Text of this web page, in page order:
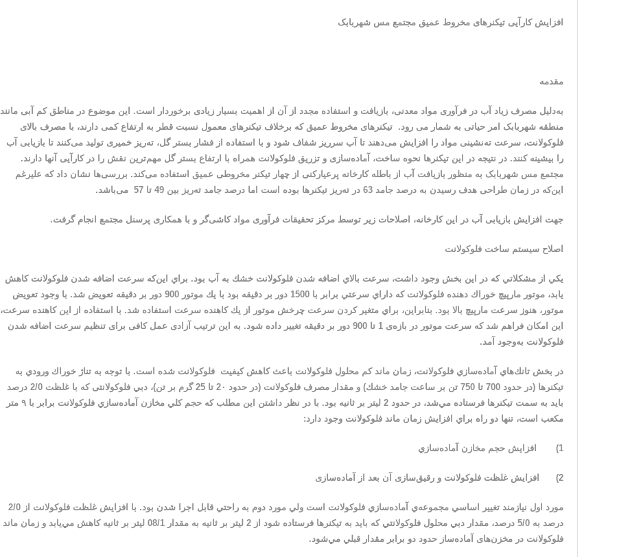
افزایش کارآیی تیکنرهای مخروط عمیق مجتمع مس شهربابک
مقدمه
به‌دلیل مصرف زیاد آب در فرآوری مواد معدنی، بازیافت و استفاده مجدد از آن از اهمیت بسیار زیادی برخوردار است. این موضوع در مناطق کم آبی مانند
منطقه شهربابک امر حیاتی به شمار می رود. تیکنر‌های مخروط عمیق که برخلاف تیکنرهای معمول نسبت قطر به ارتفاع کمی دارند، با مصرف بالای
فلوکولانت، سرعت ته‌نشینی مواد را افزایش می‌دهند تا آب سرریز شفاف شود و با استفاده از فشار بستر گل، ته‌ریز خمیری تولید می‌کنند تا بازیابی آب
را بیشینه ‌کنند. در نتیجه در این تیکنرها نحوه ساخت، آماده‌سازی و تزریق فلوکولانت همراه با ارتفاع بستر گل مهم‌ترین نقش را در کارآیی آنها دارند.
مجتمع مس شهربابک به منظور بازیافت آب از باطله کارخانه پرعیارکنی از چهار تیکنر مخروطی عمیق استفاده می‌کند. بررسی‌ها نشان داد که علیرغم
این‌که در زمان طراحی هدف رسیدن به درصد جامد 63 در ته‌ریز تیکنرها بوده است اما درصد جامد ته‌ریز بین 49 تا 57 می‌باشد.
جهت افزایش بازیابی آب در این کارخانه، اصلاحات زیر توسطمرکز تحقیقات فرآوری مواد کاشی‌گر و با همکاری پرسنل مجتمع انجام گرفت.
اصلاح سیستم ساخت فلوکولانت
يكي از مشكلاتي كه در اين بخش وجود داشت، سرعت بالاي اضافه شدن فلوكولانت خشك به آب بود. براي اين‌كه سرعت اضافه شدن فلوكولانت كاهش
يابد، موتور مارپيچ خوراك دهنده فلوكولانت كه داراي سرعتي برابر با 1500 دور بر دقيقه بود با يك موتور 900 دور بر دقيقه تعويض شد. با وجود تعويض
موتور، هنوز سرعت مارپيچ بالا بود. بنابراين، براي متغير كردن سرعت چرخش موتور از يك کاهنده سرعت استفاده شد. با استفاده از اين کاهنده سرعت،
این امکان فراهم شد که سرعت موتور در بازه‌ی 1 تا 900 دور بر دقیقه تغییر داده شود. به این ترتیب آزادی عمل کافی برای تنظیم سرعت اضافه شدن
فلوکولانت به‌وجود آمد.
در بخش تانك‌هاي آماده‌سازي فلوكولانت، زمان ماند كم محلول فلوكولانت باعث كاهش كيفيت فلوكولانت شده است. با توجه به تناژ خوراك ورودي به
تيكنر‌ها (در حدود 700 تا 750 تن بر ساعت جامد خشك) و مقدار مصرف فلوکولانت (در حدود 2۰ تا 25 گرم بر تن)، دبي فلوكولانتی که با غلظت 2/0 درصد
بايد به سمت تيكنرها فرستاده مي‌شد، در حدود 2 ليتر بر ثانيه بود. با در نظر داشتن این مطلب كه حجم كلي مخازن آماده‌سازي فلوكولانت برابر با ۹ متر
مكعب است، تنها دو راه براي افزايش زمان ماند فلوكولانت وجود دارد:
1) افزايش حجم مخازن آماده‌سازي
2) افزايش غلظت فلوكولانت و رقیق‌سازی آن بعد از آماده‌سازی
مورد اول نيازمند تغيير اساسي مجموعه‌ي آماده‌سازي فلوكولانت است ولي مورد دوم به راحتي قابل اجرا شدن بود. با افزايش غلظت فلوكولانت از 2/0
درصد به 5/0 درصد، مقدار دبي محلول فلوكولانتي كه بايد به تيكنرها فرستاده شود از 2 ليتر بر ثانيه به مقدار 08/1 ليتر بر ثانيه كاهش مي‌يابد و زمان ماند
فلوكولانت در مخزن‌های آماده‌ساز حدود دو برابر مقدار قبلي مي‌شود.